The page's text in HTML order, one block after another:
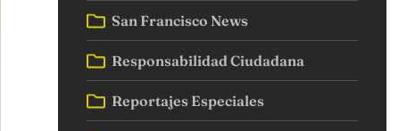
San Francisco News
Responsabilidad Ciudadana
Reportajes Especiales